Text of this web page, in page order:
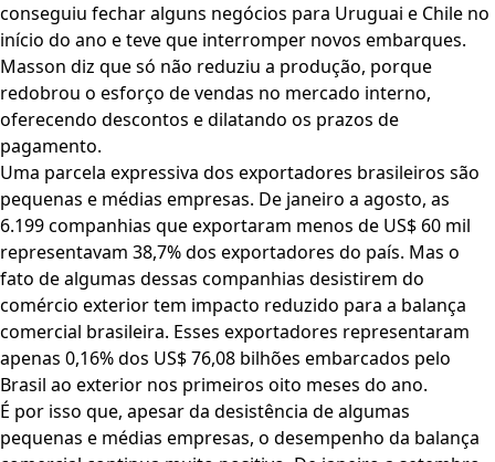
conseguiu fechar alguns negócios para Uruguai e Chile no
início do ano e teve que interromper novos embarques.
Masson diz que só não reduziu a produção, porque
redobrou o esforço de vendas no mercado interno,
oferecendo descontos e dilatando os prazos de
pagamento.
Uma parcela expressiva dos exportadores brasileiros são
pequenas e médias empresas. De janeiro a agosto, as
6.199 companhias que exportaram menos de US$ 60 mil
representavam 38,7% dos exportadores do país. Mas o
fato de algumas dessas companhias desistirem do
comércio exterior tem impacto reduzido para a balança
comercial brasileira. Esses exportadores representaram
apenas 0,16% dos US$ 76,08 bilhões embarcados pelo
Brasil ao exterior nos primeiros oito meses do ano.
É por isso que, apesar da desistência de algumas
pequenas e médias empresas, o desempenho da balança